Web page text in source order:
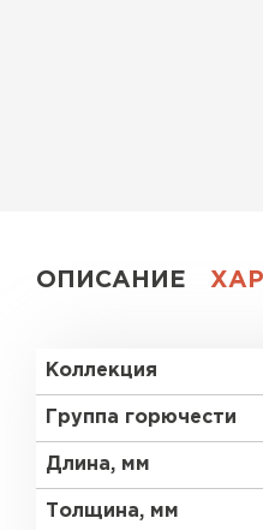
ОПИСАНИЕ
Коллекция
Группа горючести
Длина, мм
Толщина, мм
Утеплитель